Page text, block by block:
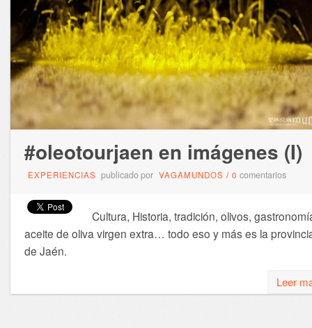
#oleotourjaen en imágenes (I)
EXPERIENCIAS publicado por VAGAMUNDOS / 0 comentarios
Cultura, Historia, tradición, olivos,
aceite de oliva virgen extra… todo eso y más es la
de Jaén.
Leer